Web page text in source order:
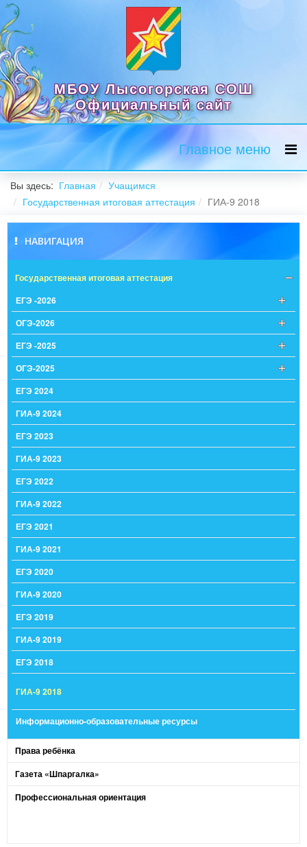
МБОУ Лысогорская СОШ
Официальный сайт
Главное меню
Вы здесь: Главная
Учащимся
Государственная итоговая аттестация
ГИА-9 2018
НАВИГАЦИЯ
Государственная итоговая аттестация
ЕГЭ -2026
ОГЭ-2026
ЕГЭ -2025
ОГЭ-2025
ЕГЭ 2024
ГИА-9 2024
ЕГЭ 2023
ГИА-9 2023
ЕГЭ 2022
ГИА-9 2022
ЕГЭ 2021
ГИА-9 2021
ЕГЭ 2020
ГИА-9 2020
ЕГЭ 2019
ГИА-9 2019
ЕГЭ 2018
ГИА-9 2018
Информационно-образовательные ресурсы
Права ребёнка
Газета «Шпаргалка»
Профессиональная ориентация